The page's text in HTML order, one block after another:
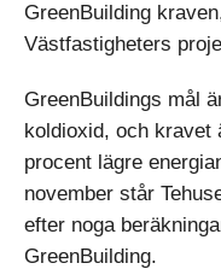
GreenBuilding
Västfastigheters
GreenBuildings mål
koldioxid, och kravet
procent lägre
november står
efter noga
GreenBuilding.